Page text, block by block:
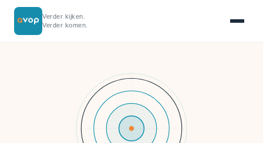
Verder kijken.
Verder komen.